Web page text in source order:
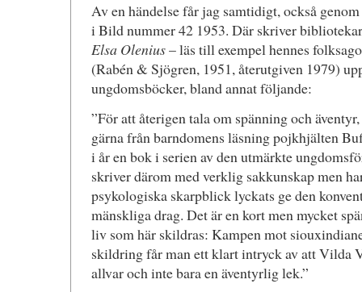
Av en händelse får jag samtidigt, också
i Bild nummer 42 1953. Där skriver
Elsa Olenius– läs till exempel hennes
(Rabén & Sjögren, 1951, återutgiven 1979)
ungdomsböcker, bland annat följande:
”För att återigen tala om spänning och
gärna från barndomens läsning pojkhjälten
i år en bok i serien av den utmärkte
skriver därom med verklig sakkunskap men
psykologiska skarpblick lyckats ge den
mänskliga drag. Det är en kort men mycket
liv som här skildras: Kampen mot
skildring får man ett klart intryck av att Vilda
allvar och inte bara en äventyrlig lek.”